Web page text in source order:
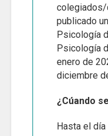
colegiados/
publicado
Psicología
Psicología
enero de
diciembre
¿Cúando
Hasta el